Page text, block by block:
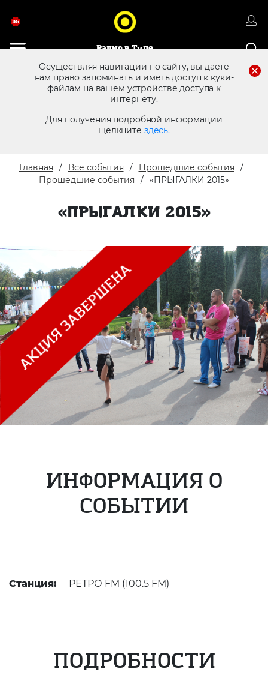
Радио в Туле
Осуществляя навигации по сайту, вы даете
нам право запоминать и иметь доступ к куки-
файлам на вашем устройстве доступа к
интернету.
Для получения подробной информации
щелкните здесь.
8 (4872) 250 470 Реклама в эфире
Главная Все события
Прошедшие события
Прошедшие события
«ПРЫГАЛКИ 2015»
«ПРЫГАЛКИ 2015»
ИНФОРМАЦИЯ О
СОБЫТИИ
Станция: РЕТРО FM (100.5 FM)
ПОДРОБНОСТИ